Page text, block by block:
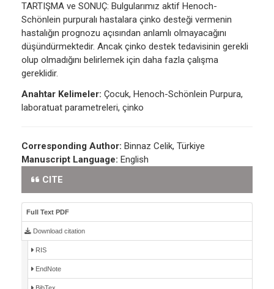
TARTIŞMA ve SONUÇ: Bulgularımız aktif Henoch-
Schönlein purpuralı hastalara çinko desteği vermenin
hastalığın prognozu açısından anlamlı olmayacağını
düşündürmektedir. Ancak çinko destek tedavisinin gerekli
olup olmadığını belirlemek için daha fazla çalışma
gereklidir.
Anahtar Kelimeler: Çocuk, Henoch-Schönlein Purpura,
laboratuat parametreleri, çinko
Corresponding Author: Binnaz Celik, Türkiye
Manuscript Language: English
CITE
Full Text PDF
Download citation
RIS
EndNote